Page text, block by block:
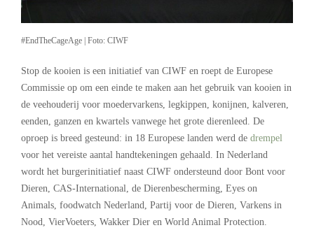
#EndTheCageAge | Foto: CIWF
Stop de kooien is een initiatief van CIWF en roept de Europese
Commissie op om een einde te maken aan het gebruik van kooien in
de veehouderij voor moedervarkens, legkippen, konijnen, kalveren,
eenden, ganzen en kwartels vanwege het grote dierenleed. De
oproep is breed gesteund: in 18 Europese landen werd de drempel
voor het vereiste aantal handtekeningen gehaald. In Nederland
wordt het burgerinitiatief naast CIWF ondersteund door Bont voor
Dieren, CAS-International, de Dierenbescherming, Eyes on
Animals, foodwatch Nederland, Partij voor de Dieren, Varkens in
Nood, VierVoeters, Wakker Dier en World Animal Protection.